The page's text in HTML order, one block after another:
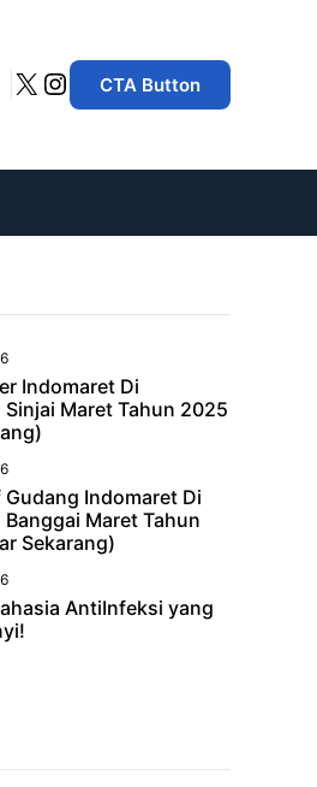
X Instagram
CTA Button
Indomaret Di
Maret Tahun 2025
Indomaret Di
Maret Tahun
Sekarang)
AntiInfeksi yang